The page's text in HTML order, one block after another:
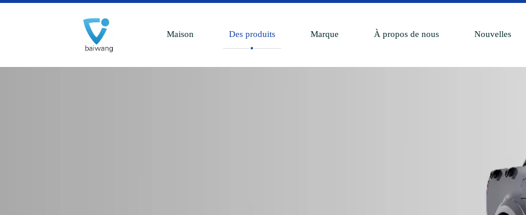
Maison Des produits Marque À propos de nous Nouvelles